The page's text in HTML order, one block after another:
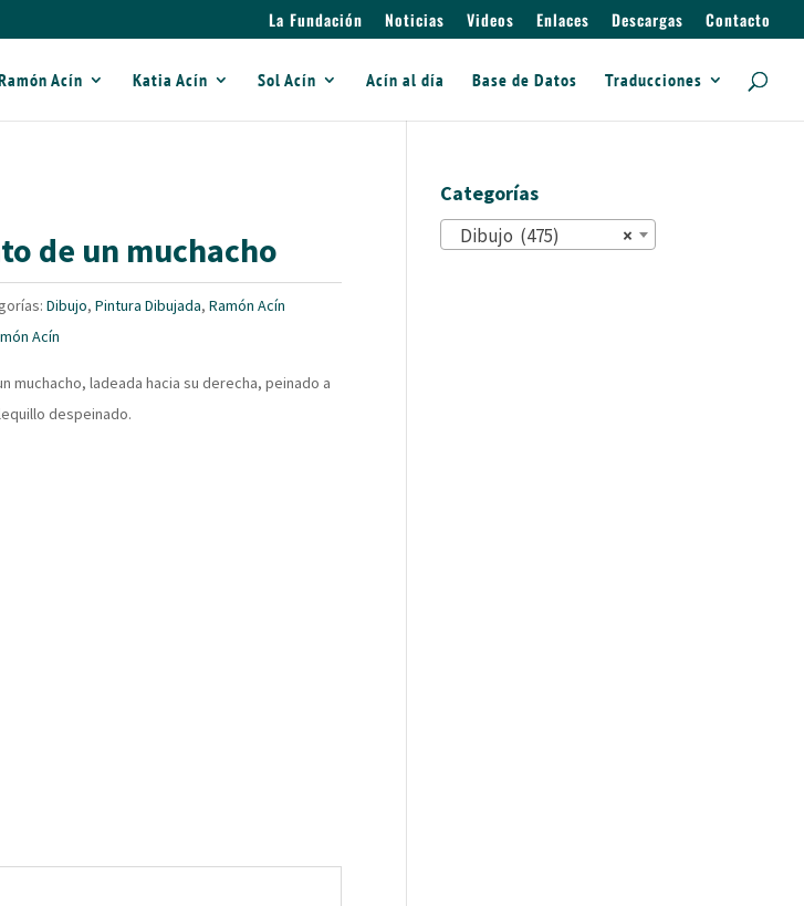
La Fundación Noticias Videos Enlaces Descargas Contacto
Acín Katia Acín Sol Acín Acín al día Base de Datos Traducciones
de un muchacho
Dibujo,Pintura Dibujada,Ramón Acín
Acín
muchacho, ladeada hacia su derecha, peinado a
despeinado.
Categorías
×
Dibujo (475)